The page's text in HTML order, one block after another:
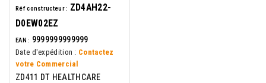
Réf constructeur : ZD4AH22-
D0EW02EZ
EAN : 9999999999999
Date d'expédition : Contactez
votre Commercial
ZD411 DT HEALTHCARE